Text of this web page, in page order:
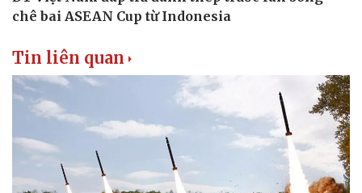
Sân khấu - Điện ảnh
Nghệ sĩ
Tin liên quan